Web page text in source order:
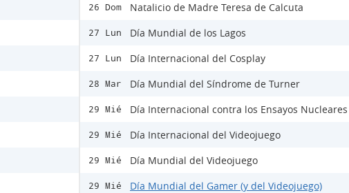
26 Dom Natalicio de Madre Teresa de Calcuta
27 Lun Día Mundial de los Lagos
27 Lun Día Internacional del Cosplay
28 Mar Día Mundial del Síndrome de Turner
29 Mié Día Internacional contra los Ensayos Nucleares
29 Mié Día Internacional del Videojuego
29 Mié Día Mundial del Videojuego
29 Mié Día Mundial del Gamer (y del Videojuego)